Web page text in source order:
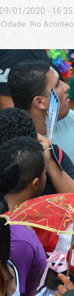
01/2020 - 16:35
Cidade Rio